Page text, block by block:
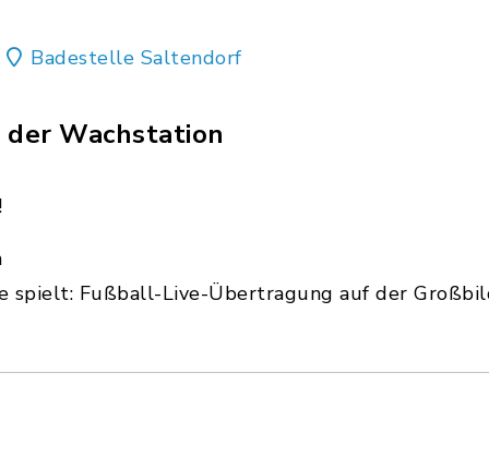
Badestelle Saltendorf
Wachstation
spielt: Fußball-Live-Übertragung auf der